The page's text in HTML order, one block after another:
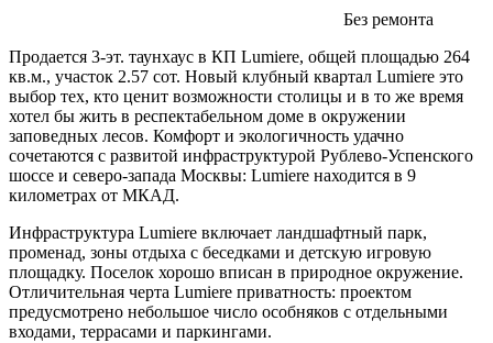
Без ремонта
Продается 3-эт. таунхаус в КП Lumiere, общей площадью 264
кв.м., участок 2.57 сот. Новый клубный квартал Lumiere это
выбор тех, кто ценит возможности столицы и в то же время
хотел бы жить в респектабельном доме в окружении
заповедных лесов. Комфорт и экологичность удачно
сочетаются с развитой инфраструктурой Рублево-Успенского
шоссе и северо-запада Москвы: Lumiere находится в 9
километрах от МКАД.
Инфраструктура Lumiere включает ландшафтный парк,
променад, зоны отдыха с беседками и детскую игровую
площадку. Поселок хорошо вписан в природное окружение.
Отличительная черта Lumiere приватность: проектом
предусмотрено небольшое число особняков с отдельными
входами, террасами и паркингами.